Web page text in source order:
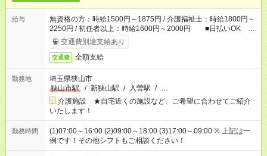
給与
無資格の方：時給1500円～1875円 / 介護福祉士：時給1800円～
2250円 / 初任者以上：時給1600円～2000円 ■日払いOK ■
日収例：1万2000円（時給1500円×8h）
交通費別途支給あり
交通費 全額支給
勤務地
埼玉県狭山市
狭山市駅
/ 新狭山駅 / 入曽駅 / …
介護施設 ★自宅近くの施設など、ご希望に合わせてご紹介
いたします！
勤務時間
(1)07:00～16:00 (2)09:00～18:00 (3)17:00～09:00 ※ 上記は一
例です！その他シフトもご相談ください！